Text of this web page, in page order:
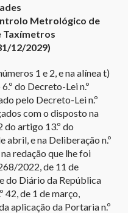
Metrológico de
Taxímetros
12/2029)
1 e 2, e na alínea t)
do Decreto-Lei n.º
pelo Decreto-Lei n.º
com o disposto na
do artigo 13.º do
abril, e na Deliberação n.º
redação que lhe foi
2022, de 11 de
do Diário da República
42, de 1 de março,
aplicação da Portaria n.º